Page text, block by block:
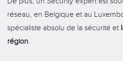
réseau, en Belgique et au
spécialiste absolu de la sécurité et
région.